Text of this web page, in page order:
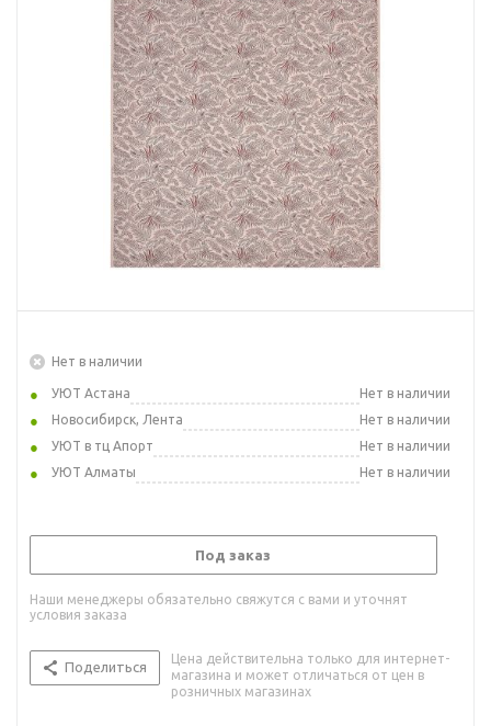
Нет в наличии
УЮТ Астана
Нет в наличии
Новосибирск, Лента
Нет в наличии
УЮТ в тц Апорт
Нет в наличии
УЮТ Алматы
Нет в наличии
Под заказ
Наши менеджеры обязательно свяжутся с вами и уточнят
условия заказа
Поделиться
Цена действительна только для интернет-
магазина и может отличаться от цен в
розничных магазинах